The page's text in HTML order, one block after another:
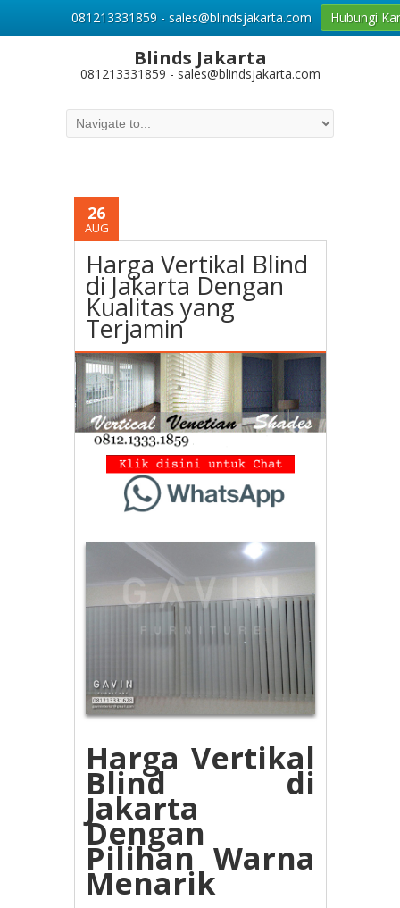
Blinds Jakarta
081213331859 - sales@blindsjakarta.com
26
AUG
Harga Vertikal Blind
di Jakarta Dengan
Kualitas yang
Terjamin
Harga Vertikal
Blind di
Jakarta
Dengan
Pilihan Warna
Menarik
081213331859 - sales@blindsjakarta.com Hubungi